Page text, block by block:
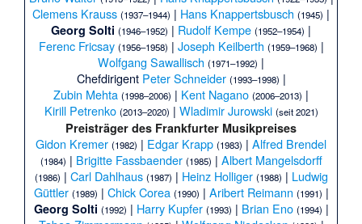
Clemens Krauss (1937–1944) | Hans Knappertsbusch (1945) |
Georg Solti (1946–1952) | Rudolf Kempe (1952–1954) |
Ferenc Fricsay (1956–1958) | Joseph Keilberth (1959–1968) |
Wolfgang Sawallisch (1971–1992) |
Chefdirigent Peter Schneider (1993–1998) |
Zubin Mehta (1998–2006) | Kent Nagano (2006–2013) |
Kirill Petrenko (2013–2020) | Wladimir Jurowski (seit 2021)
Preisträger des Frankfurter Musikpreises
Gidon Kremer (1982) | Edgar Krapp (1983) | Alfred Brendel
(1984) | Brigitte Fassbaender (1985) | Albert Mangelsdorff
(1986) | Carl Dahlhaus (1987) | Heinz Holliger (1988) | Ludwig
Güttler (1989) | Chick Corea (1990) | Aribert Reimann (1991) |
Georg Solti (1992) | Harry Kupfer (1993) | Brian Eno (1994) |